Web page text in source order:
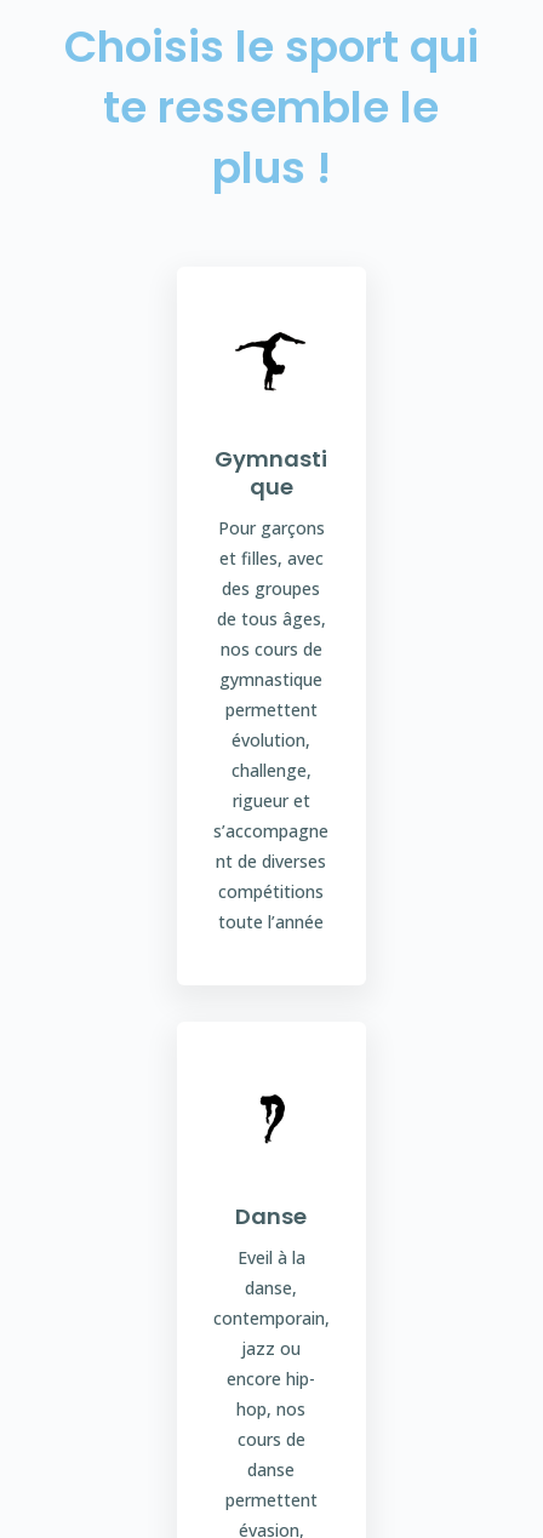
Choisis le sport qui
te ressemble le
plus !
Gymnasti
que
Pour garçons
et filles, avec
des groupes
de tous âges,
nos cours de
gymnastique
permettent
évolution,
challenge,
rigueur et
s’accompagne
nt de diverses
compétitions
toute l’année
Danse
Eveil à la
danse,
contemporain,
jazz ou
encore hip-
hop, nos
cours de
danse
permettent
évasion,